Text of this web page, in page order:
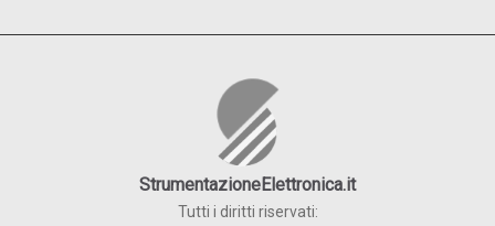
StrumentazioneElettronica.it
Tutti i diritti riservati: